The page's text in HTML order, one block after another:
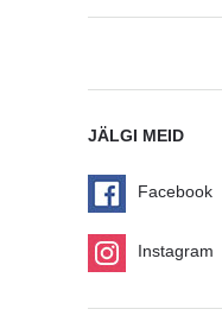
JÄLGI MEID
Facebook
Instagram